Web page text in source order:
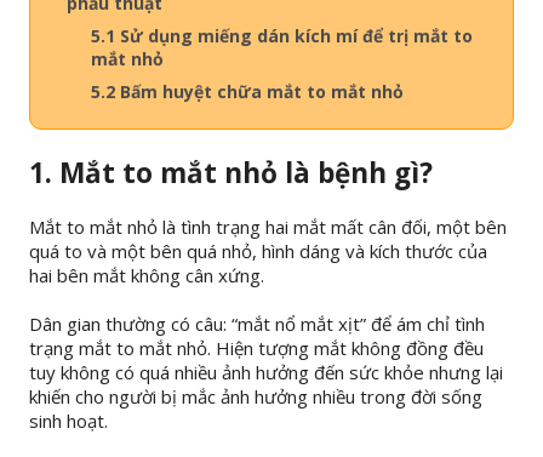
5.1 Sử dụng miếng dán kích mí để trị mắt to
mắt nhỏ
5.2 Bấm huyệt chữa mắt to mắt nhỏ
1. Mắt to mắt nhỏ là bệnh gì?
Mắt to mắt nhỏ là tình trạng hai mắt mất cân đối, một bên
quá to và một bên quá nhỏ, hình dáng và kích thước của
hai bên mắt không cân xứng.
Dân gian thường có câu: “mắt nổ mắt xịt” để ám chỉ tình
trạng mắt to mắt nhỏ. Hiện tượng mắt không đồng đều
tuy không có quá nhiều ảnh hưởng đến sức khỏe nhưng lại
khiến cho người bị mắc ảnh hưởng nhiều trong đời sống
sinh hoạt.